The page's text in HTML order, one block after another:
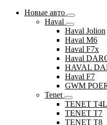
Новые авто
Haval
Haval Jolion
Haval M6
Haval F7x
Haval
HAVAL
Haval F7
GWM
Tenet
TENET T4L
TENET T7
TENET T8